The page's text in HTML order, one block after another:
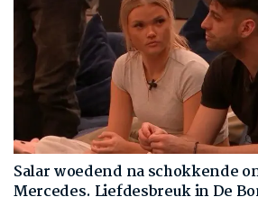
Salar woedend na schokkende
Mercedes. Liefdesbreuk in De